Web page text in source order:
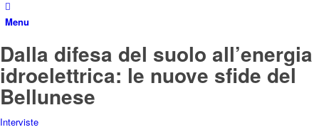
Menu
Dalla difesa del suolo all’energia
idroelettrica: le nuove sfide del
Bellunese
Interviste